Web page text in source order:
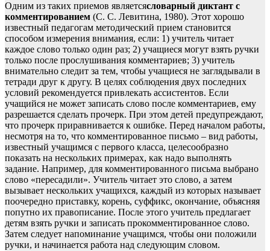
Одним из таких приемов являетсясловарный диктант с
комментированием (С. С. Левитина, 1980). Этот хорошо
известный педагогам методический прием становится
способом измерения внимания, если: 1) учитель читает
каждое слово только один раз; 2) учащиеся могут взять ручки
только после прослушивания комментариев; 3) учитель
внимательно следит за тем, чтобы учащиеся не заглядывали в
тетради друг к другу. В целях соблюдения двух последних
условий рекомендуется привлекать ассистентов. Если
учащийся не может записать слово после комментариев, ему
разрешается сделать прочерк. При этом детей предупреждают,
что прочерк приравнивается к ошибке. Перед началом работы,
несмотря на то, что комментированное письмо – вид работы,
известный учащимся с первого класса, целесообразно
показать на нескольких примерах, как надо выполнять
задание. Например, для комментированного письма выбрано
слово «пересадили». Учитель читает это слово, а затем
вызывает нескольких учащихся, каждый из которых называет
поочередно приставку, корень, суффикс, окончание, объясняя
попутно их правописание. После этого учитель предлагает
детям взять ручки и записать прокомментированное слово.
Затем следует напоминание учащимся, чтобы они положили
ручки, и начинается работа над следующим словом.